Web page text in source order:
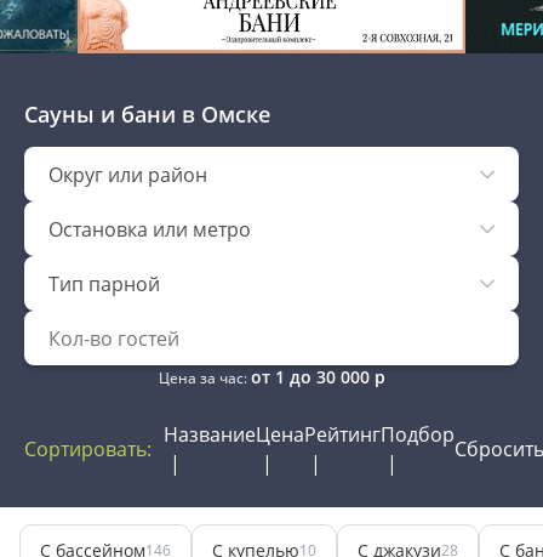
Сауны и бани в Омске
Округ или район
Остановка или метро
Тип парной
Цена за час:от 1 до 30 000р
Сортировать:
НазваниеЦенаРейтингПодбор
Сбросить
С бассейном146 С купелью10 С джакузи28 С